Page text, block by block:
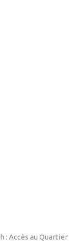
: Accès au Quartier